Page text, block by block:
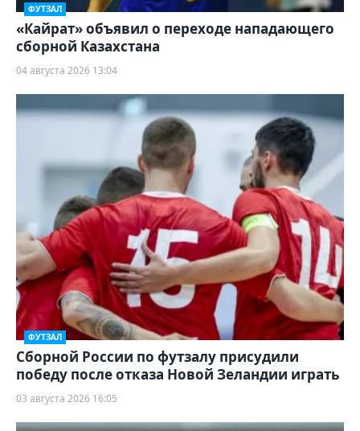
ФУТЗАЛ
«Кайрат» объявил о переходе нападающего
сборной Казахстана
04 августа 2026 13:04
ФУТЗАЛ
Сборной России по футзалу присудили
победу после отказа Новой Зеландии играть
03 августа 2026 16:05